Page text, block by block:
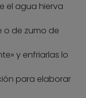
el agua hierva
o de zumo de
y enfriarlas lo
para elaborar